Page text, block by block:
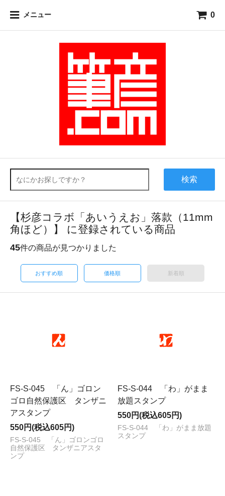
メニュー 0
検索
【杉彦コラボ「あいうえお」落款（11mm
角ほど）】 に登録されている商品
45件の商品が見つかりました
おすすめ順 価格順 新着順
FS-S-045 「ん」ゴロン
ゴロ自然保護区 タンザニ
アスタンプ
550円(税込605円)
FS-S-045 「ん」ゴロンゴロ
自然保護区 タンザニアスタ
ンプ
FS-S-044 「わ」がまま
放題スタンプ
550円(税込605円)
FS-S-044 「わ」がまま放題
スタンプ